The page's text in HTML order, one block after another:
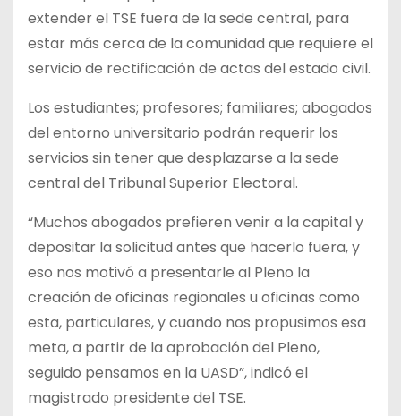
extender el TSE fuera de la sede central, para
estar más cerca de la comunidad que requiere el
servicio de rectificación de actas del estado civil.
Los estudiantes; profesores; familiares; abogados
del entorno universitario podrán requerir los
servicios sin tener que desplazarse a la sede
central del Tribunal Superior Electoral.
“Muchos abogados prefieren venir a la capital y
depositar la solicitud antes que hacerlo fuera, y
eso nos motivó a presentarle al Pleno la
creación de oficinas regionales u oficinas como
esta, particulares, y cuando nos propusimos esa
meta, a partir de la aprobación del Pleno,
seguido pensamos en la UASD”, indicó el
magistrado presidente del TSE.